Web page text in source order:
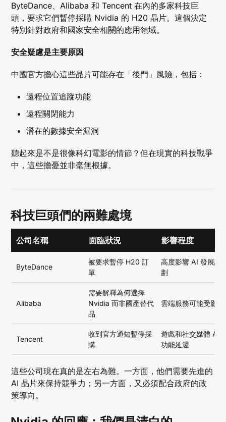
ByteDance、Alibaba 和 Tencent 在內的多家科技巨
頭，要求它們暫停採購 Nvidia 的 H20 晶片。這個決定
特別針對政府和國家安全相關的應用領域。
安全疑慮是主要原因
中國官方擔心這些晶片可能存在「後門」風險，包括：
遠程位置追蹤功能
遠程關閉能力
潛在的數據安全漏洞
聽起來是不是很像科幻電影的情節？但在現實的科技戰爭
中，這些擔憂並非毫無根據。
科技巨頭們的兩難處境
公司名稱 面臨狀況 影響程度
ByteDance
被要求暫停 H20 訂
單
高度影響 AI 發展計
劃
Alibaba
需要解釋為何選擇
Nvidia 而非國產替代
品
雲端服務可能受影響
Tencent
收到官方通知暫停採
購
遊戲和社交媒體 AI
功能延遲
這些公司現在真的是左右為難。一方面，他們需要先進的
AI 晶片來保持競爭力；另一方面，又必須配合政府的政
策導向。